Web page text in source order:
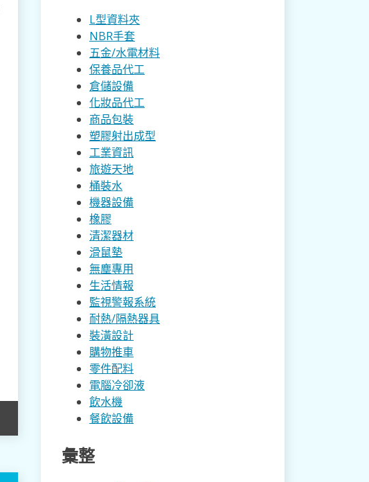
L型資料夾
NBR手套
五金/水電材料
保養品代工
倉儲設備
化妝品代工
商品包裝
塑膠射出成型
工業資訊
旅遊天地
桶裝水
機器設備
橡膠
清潔器材
滑鼠墊
無塵專用
生活情報
監視警報系統
耐熱/隔熱器具
裝潢設計
購物推車
零件配料
電腦冷卻液
飲水機
餐飲設備
彙整